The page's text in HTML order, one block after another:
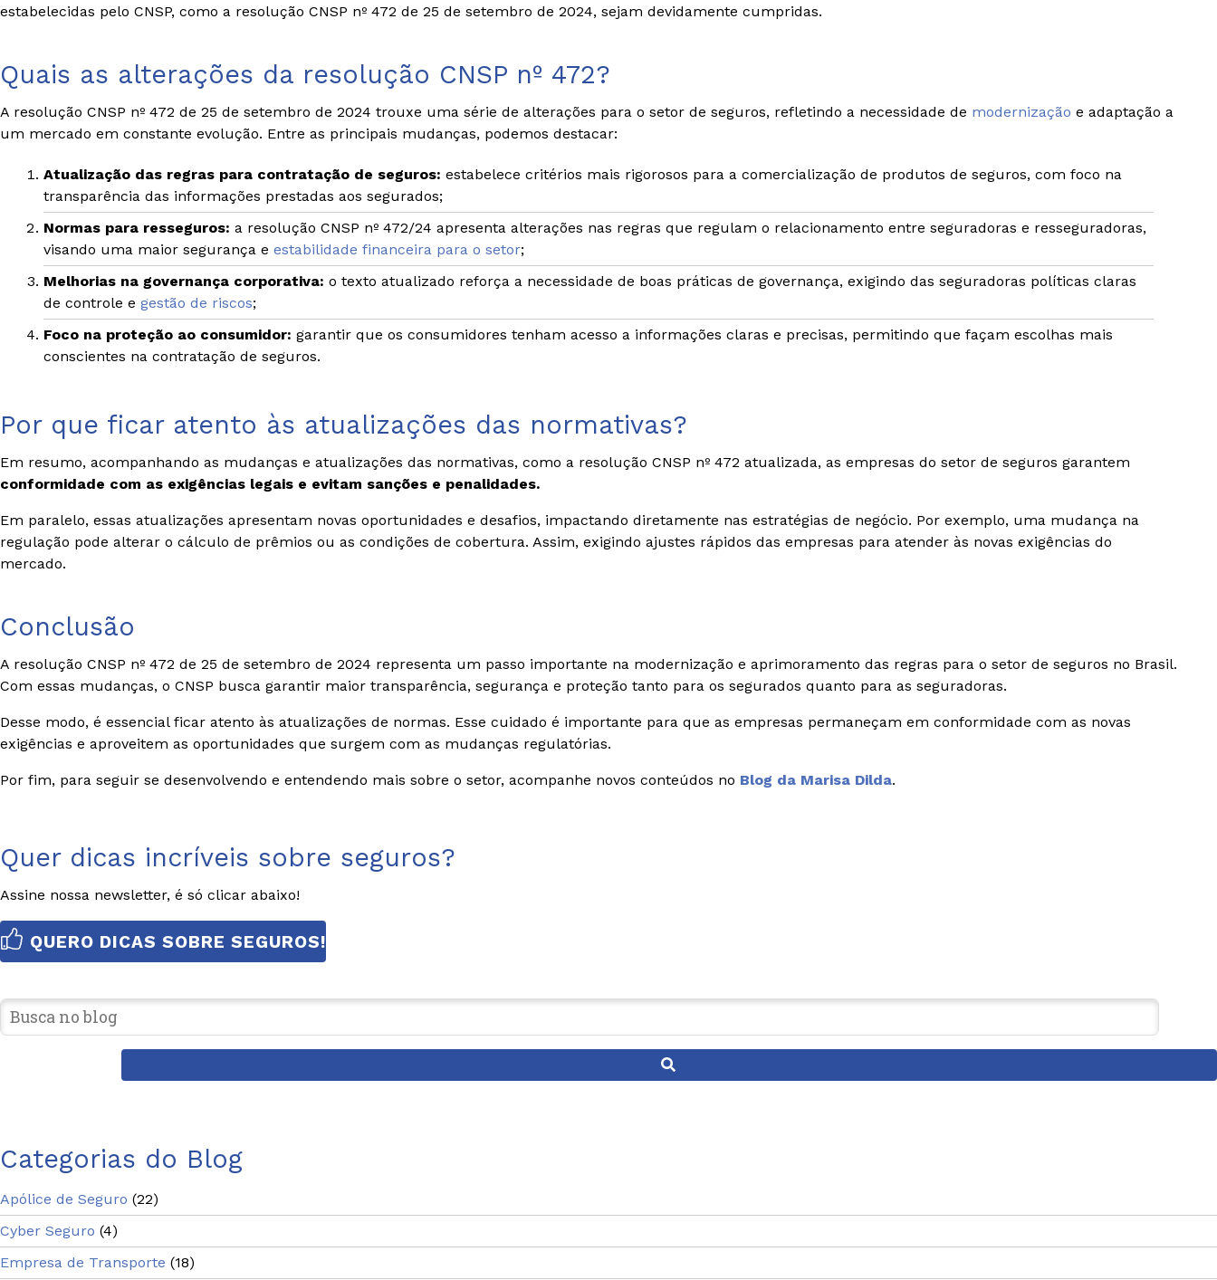
estabelecidas pelo CNSP, como a resolução CNSP nº 472 de 25 de setembro de 2024, sejam devidamente cumpridas.
Quais as alterações da resolução CNSP nº 472?
A resolução CNSP nº 472 de 25 de setembro de 2024 trouxe uma série de alterações para o setor de seguros, refletindo a necessidade de modernização e adaptação a
um mercado em constante evolução. Entre as principais mudanças, podemos destacar:
Atualização das regras para contratação de seguros: estabelece critérios mais rigorosos para a comercialização de produtos de seguros, com foco na
transparência das informações prestadas aos segurados;
Normas para resseguros: a resolução CNSP nº 472/24 apresenta alterações nas regras que regulam o relacionamento entre seguradoras e resseguradoras,
visando uma maior segurança e estabilidade financeira para o setor;
Melhorias na governança corporativa: o texto atualizado reforça a necessidade de boas práticas de governança, exigindo das seguradoras políticas claras
de controle e gestão de riscos;
Foco na proteção ao consumidor: garantir que os consumidores tenham acesso a informações claras e precisas, permitindo que façam escolhas mais
conscientes na contratação de seguros.
Por que ficar atento às atualizações das normativas?
Em resumo, acompanhando as mudanças e atualizações das normativas, como a resolução CNSP nº 472 atualizada, as empresas do setor de seguros garantem
conformidade com as exigências legais e evitam sanções e penalidades.
Em paralelo, essas atualizações apresentam novas oportunidades e desafios, impactando diretamente nas estratégias de negócio. Por exemplo, uma mudança na
regulação pode alterar o cálculo de prêmios ou as condições de cobertura. Assim, exigindo ajustes rápidos das empresas para atender às novas exigências do
mercado.
Conclusão
A resolução CNSP nº 472 de 25 de setembro de 2024 representa um passo importante na modernização e aprimoramento das regras para o setor de seguros no Brasil.
Com essas mudanças, o CNSP busca garantir maior transparência, segurança e proteção tanto para os segurados quanto para as seguradoras.
Desse modo, é essencial ficar atento às atualizações de normas. Esse cuidado é importante para que as empresas permaneçam em conformidade com as novas
exigências e aproveitem as oportunidades que surgem com as mudanças regulatórias.
Por fim, para seguir se desenvolvendo e entendendo mais sobre o setor, acompanhe novos conteúdos no Blog da Marisa Dilda.
Quer dicas incríveis sobre seguros?
Assine nossa newsletter, é só clicar abaixo!
QUERO DICAS SOBRE SEGUROS!
Categorias do Blog
Apólice de Seguro (22)
Cyber Seguro (4)
Empresa de Transporte (18)